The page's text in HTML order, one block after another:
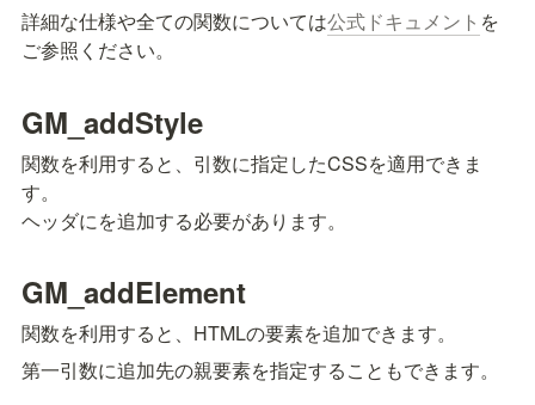
詳細な仕様や全ての関数については公式ドキュメント を
ご参照ください。
GM_addStyle
関数を利用すると、引数に指定したCSSを適用できま
す。
ヘッダにを追加する必要があります。
GM_addElement
関数を利用すると、HTMLの要素を追加できます。
第一引数に追加先の親要素を指定することもできます。